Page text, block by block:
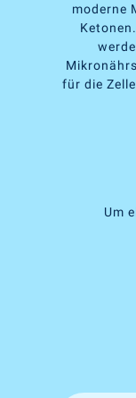
moderne
für die
Um